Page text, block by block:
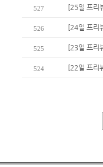
527 [25일 프리
526 [24일 프리
525 [23일 프리
524 [22일 프리